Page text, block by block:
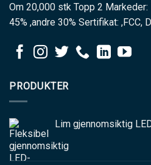
Om 20,000 stk Topp 2 Markeder:
45% ,andre 30% Sertifikat: ,FCC,
PRODUKTER
Lim gjennomsiktig